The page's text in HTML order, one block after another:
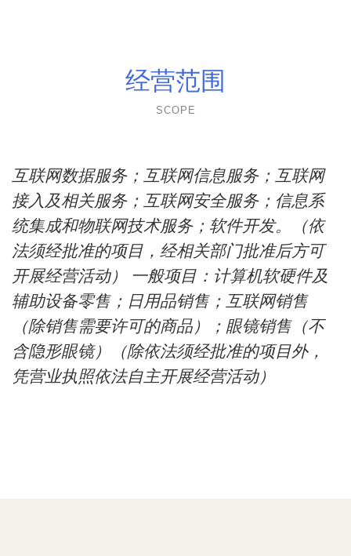
经营范围
SCOPE
互联网数据服务；互联网信息服务；互联网
接入及相关服务；互联网安全服务；信息系
统集成和物联网技术服务；软件开发。（依
法须经批准的项目，经相关部门批准后方可
开展经营活动） 一般项目：计算机软硬件及
辅助设备零售；日用品销售；互联网销售
（除销售需要许可的商品）；眼镜销售（不
含隐形眼镜）（除依法须经批准的项目外，
凭营业执照依法自主开展经营活动）